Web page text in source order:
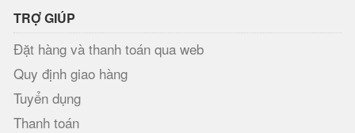
TRỢ GIÚP
Đặt hàng và thanh toán qua web
Quy định giao hàng
Tuyển dụng
Thanh toán